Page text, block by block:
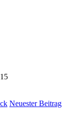
Neuester Beitrag